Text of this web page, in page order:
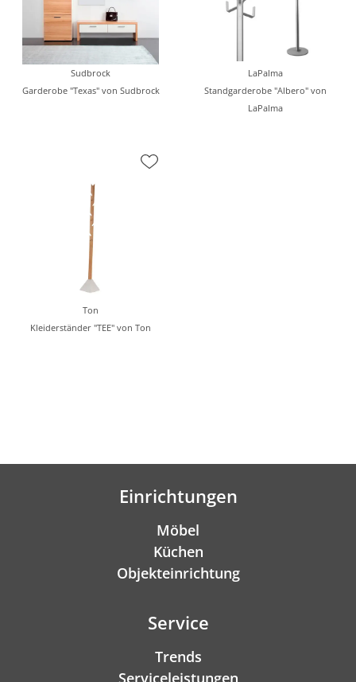
Sudbrock
Garderobe "Texas" von Sudbrock
LaPalma
Standgarderobe "Albero" von
LaPalma
Ton
Kleiderständer "TEE" von Ton
Einrichtungen
Möbel
Küchen
Objekteinrichtung
Service
Trends
Serviceleistungen